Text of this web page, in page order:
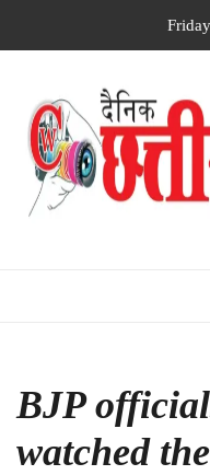
BJP
watched